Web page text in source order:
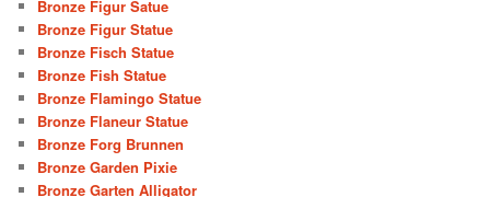
Bronze Figur Satue
Bronze Figur Statue
Bronze Fisch Statue
Bronze Fish Statue
Bronze Flamingo Statue
Bronze Flaneur Statue
Bronze Forg Brunnen
Bronze Garden Pixie
Bronze Garten Alligator